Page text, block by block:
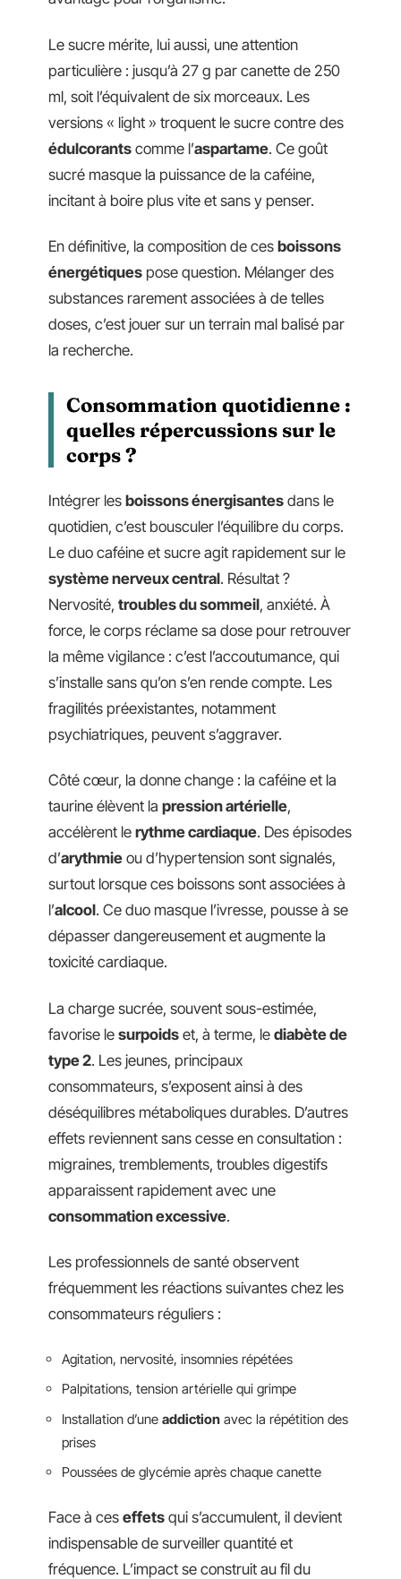
Le sucre mérite, lui aussi, une attention
particulière : jusqu’à 27 g par canette de 250
ml, soit l’équivalent de six morceaux. Les
versions « light » troquent le sucre contre des
édulcorants comme l’aspartame. Ce goût
sucré masque la puissance de la caféine,
incitant à boire plus vite et sans y penser.
En définitive, la composition de ces boissons
énergétiques pose question. Mélanger des
substances rarement associées à de telles
doses, c’est jouer sur un terrain mal balisé par
la recherche.
Consommation quotidienne :
quelles répercussions sur le
corps ?
Intégrer les boissons énergisantes dans le
quotidien, c’est bousculer l’équilibre du corps.
Le duo caféine et sucre agit rapidement sur le
système nerveux central. Résultat ?
Nervosité, troubles du sommeil, anxiété. À
force, le corps réclame sa dose pour retrouver
la même vigilance : c’est l’accoutumance, qui
s’installe sans qu’on s’en rende compte. Les
fragilités préexistantes, notamment
psychiatriques, peuvent s’aggraver.
Côté cœur, la donne change : la caféine et la
taurine élèvent la pression artérielle,
accélèrent le rythme cardiaque. Des épisodes
d’arythmie ou d’hypertension sont signalés,
surtout lorsque ces boissons sont associées à
l’alcool. Ce duo masque l’ivresse, pousse à se
dépasser dangereusement et augmente la
toxicité cardiaque.
La charge sucrée, souvent sous-estimée,
favorise le surpoids et, à terme, le diabète de
type 2. Les jeunes, principaux
consommateurs, s’exposent ainsi à des
déséquilibres métaboliques durables. D’autres
effets reviennent sans cesse en consultation :
migraines, tremblements, troubles digestifs
apparaissent rapidement avec une
consommation excessive.
Les professionnels de santé observent
fréquemment les réactions suivantes chez les
consommateurs réguliers :
Agitation, nervosité, insomnies répétées
Palpitations, tension artérielle qui grimpe
Installation d’une addiction avec la répétition des
prises
Poussées de glycémie après chaque canette
Face à ces effets qui s’accumulent, il devient
indispensable de surveiller quantité et
fréquence. L’impact se construit au fil du